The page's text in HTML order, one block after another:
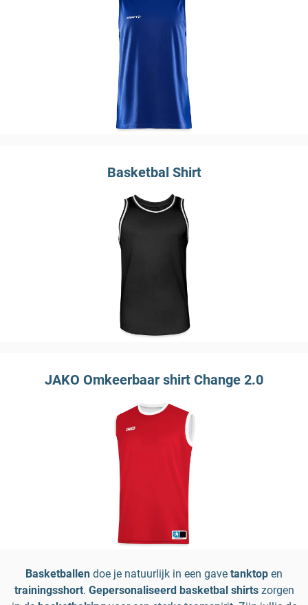
Basketbal Shirt
JAKO Omkeerbaar shirt Change 2.0
Basketballen doe je natuurlijk in een gave tanktop en
trainingsshort. Gepersonaliseerd basketbal shirts zorgen